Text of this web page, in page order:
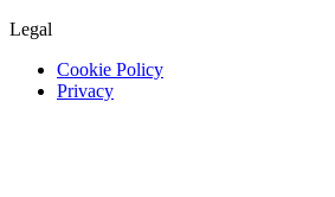
Legal
Cookie Policy
Privacy